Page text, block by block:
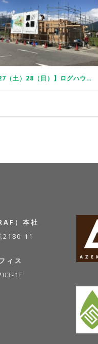
【10/27（土）28（日）】ログハウス完成見学会＆無料建築相談会
）本社
2180-11
ィス
1F